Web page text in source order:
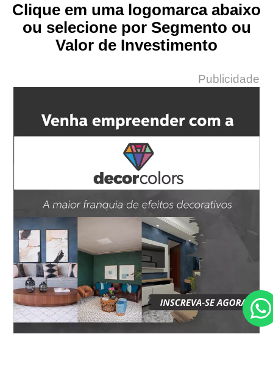
Clique em uma logomarca abaixo
ou selecione por Segmento ou
Valor de Investimento
Publicidade